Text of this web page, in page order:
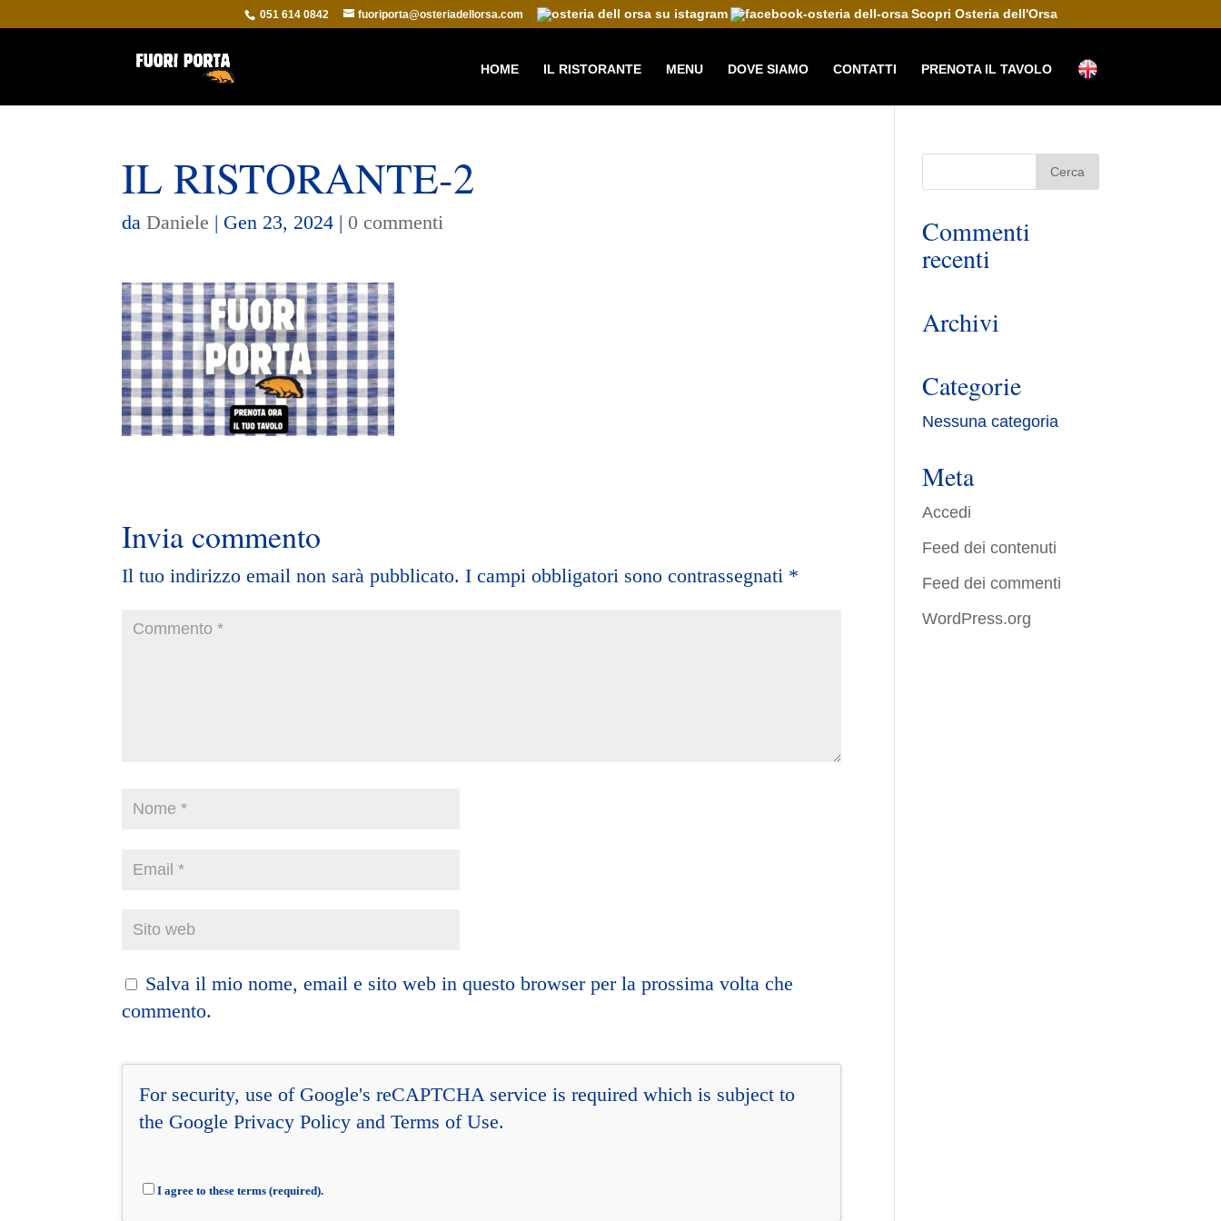
051 614 0842 fuoriporta@osteriadellorsa.com Scopri Osteria dell'Orsa
HOME IL RISTORANTE MENU DOVE SIAMO CONTATTI PRENOTA IL TAVOLO
IL RISTORANTE-2
daDaniele | Gen 23, 2024 | 0 commenti
Invia commento
Il tuo indirizzo email non sarà pubblicato. I campi obbligatori sono contrassegnati *
Salva il mio nome, email e sito web in questo browser per la prossima volta che
commento.
For security, use of Google's reCAPTCHA service is required which is subject to
the GooglePrivacy Policy andTerms of Use.
I agree to these terms (required).
Commenti
recenti
Archivi
Categorie
Nessuna categoria
Meta
Accedi
Feed dei contenuti
Feed dei commenti
WordPress.org